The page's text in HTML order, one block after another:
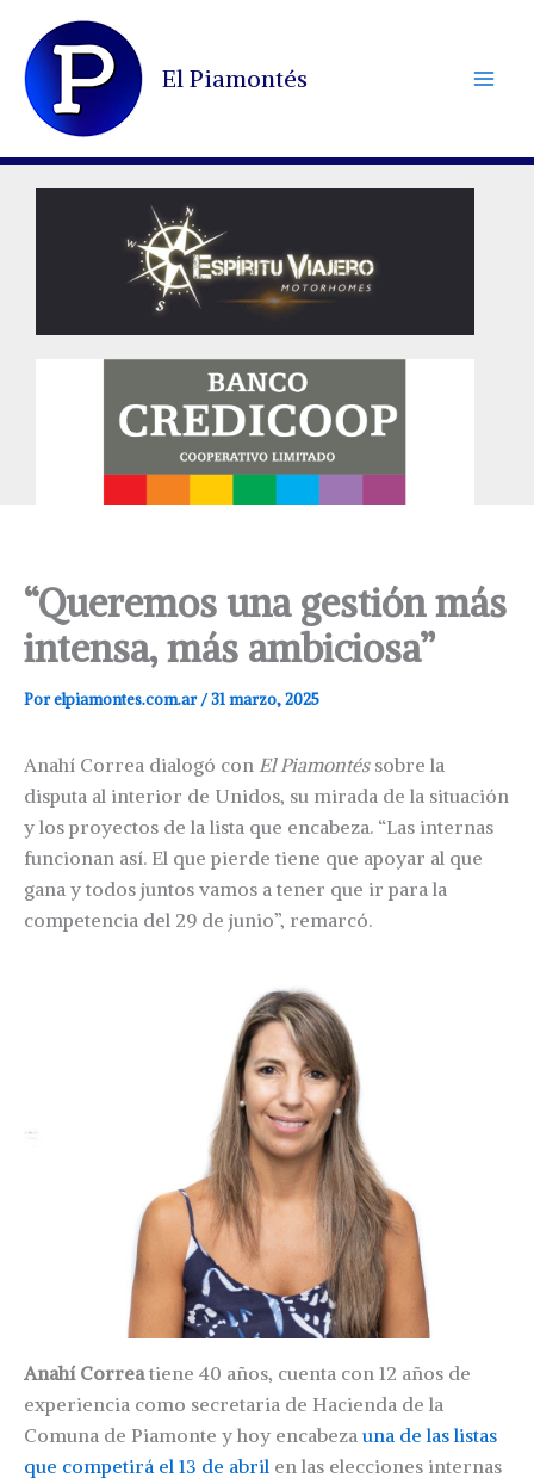
contenido
El Piamontés
“Queremos una gestión más
intensa, más ambiciosa”
Porelpiamontes.com.ar/31 marzo, 2025
Anahí Correa dialogó con El Piamontéssobre la
disputa al interior de Unidos, su mirada de la situación
y los proyectos de la lista que encabeza. “Las internas
funcionan así. El que pierde tiene que apoyar al que
gana y todos juntos vamos a tener que ir para la
competencia del 29 de junio”, remarcó.
Anahí Correatiene 40 años, cuenta con 12 años de
experiencia como secretaria de Hacienda de la
Comuna de Piamonte y hoy encabeza una de las listas
que competirá el 13 de abril en las elecciones internas